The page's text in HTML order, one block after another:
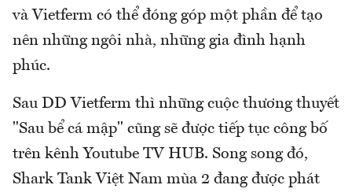
và Vietferm có thể đóng góp một phần để tạo
nên những ngôi nhà, những gia đình hạnh
phúc.
Sau DD Vietferm thì những cuộc thương thuyết
"Sau bể cá mập" cũng sẽ được tiếp tục công bố
trên kênh Youtube TV HUB. Song song đó,
Shark Tank Việt Nam mùa 2 đang được phát